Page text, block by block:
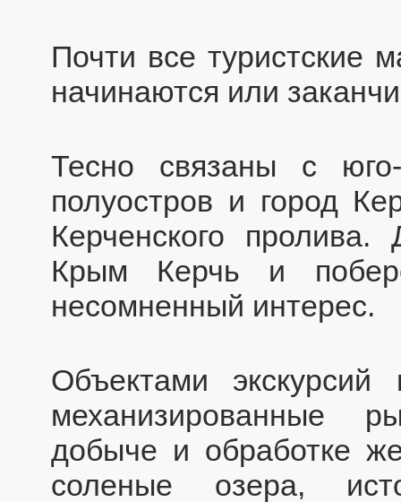
Почти все туристские
начинаются или
Тесно связаны с юго-
полуостров и город
Керченского
Крым Керчь и
несомненный интерес.
Объектами
механизированные
добыче и обработке
соленые озера,